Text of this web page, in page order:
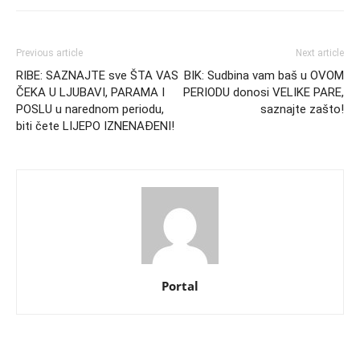
Previous article
RIBE: SAZNAJTE sve ŠTA VAS
ČEKA U LJUBAVI, PARAMA I
POSLU u narednom periodu,
biti čete LIJEPO IZNENAĐENI!
Next article
BIK: Sudbina vam baš u OVOM
PERIODU donosi VELIKE PARE,
saznajte zašto!
Portal